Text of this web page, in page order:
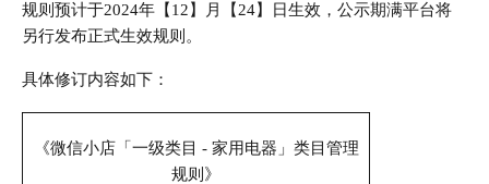
规则预计于2024年【12】月【24】日生效，公示期满平台将
另行发布正式生效规则。
具体修订内容如下：
《微信小店「一级类目 - 家用电器」类目管理
规则》